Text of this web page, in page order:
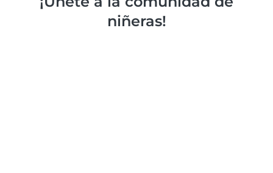
niñeras!